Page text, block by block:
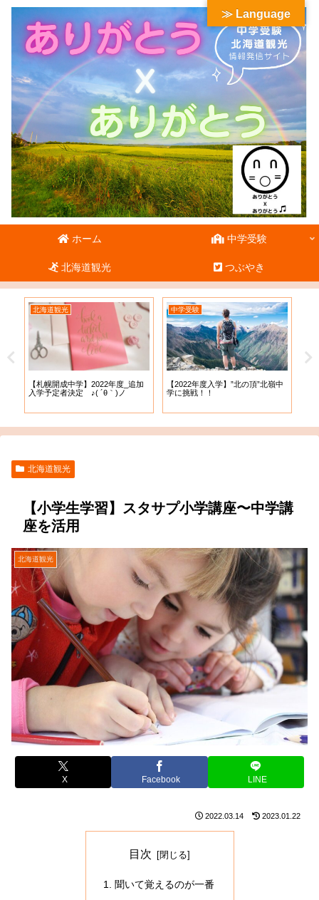
ホーム 中学受験
北海道観光 つぶやき
北海道観光
【札幌開成中学】2022年度_追加
入学予定者決定 ♪( ´θ｀)ノ
中学受験
【2022年度入学】”北の頂”北嶺中
学に挑戦！！
北海道観光
【小学生学習】スタサプ小学講座〜中学講
座を活用
北海道観光
X Facebook LINE
2022.03.14 2023.01.22
目次
聞いて覚えるのが一番
≫ Language